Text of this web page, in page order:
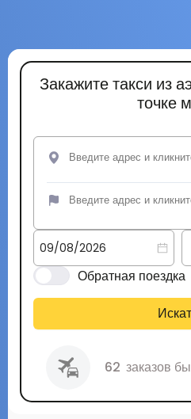
Закажите такси из
точке
Обратная поездка
62 заказов